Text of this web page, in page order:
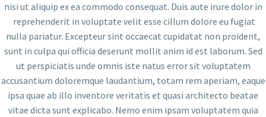
nisi ut aliquip ex ea commodo consequat. Duis aute irure dolor in
reprehenderit in voluptate velit esse cillum dolore eu fugiat
nulla pariatur. Excepteur sint occaecat cupidatat non proident,
sunt in culpa qui officia deserunt mollit anim id est laborum. Sed
ut perspiciatis unde omnis iste natus error sit voluptatem
accusantium doloremque laudantium, totam rem aperiam, eaque
ipsa quae ab illo inventore veritatis et quasi architecto beatae
vitae dicta sunt explicabo. Nemo enim ipsam voluptatem quia